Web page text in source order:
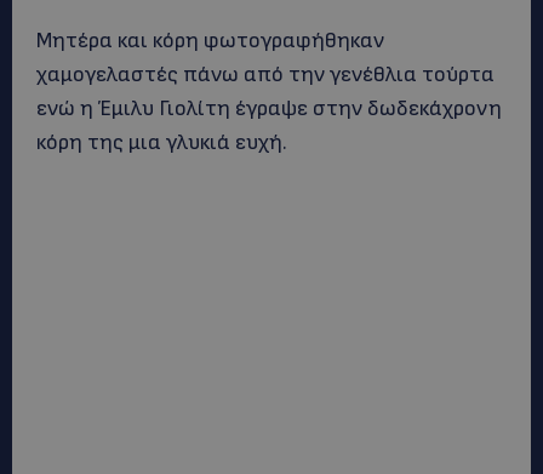
Μητέρα και κόρη φωτογραφήθηκαν
χαμογελαστές πάνω από την γενέθλια τούρτα
ενώ η Έμιλυ Γιολίτη έγραψε στην δωδεκάχρονη
κόρη της μια γλυκιά ευχή.